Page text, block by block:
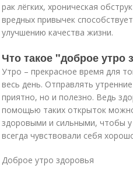
рак лёгких, хроническая
вредных привычек
улучшению качества жизни.
Что такое "доброе утро
Утро – прекрасное время для
весь день. Отправлять
приятно, но и полезно. Ведь
помощью таких открыток
здоровыми и сильными, чтобы
всегда чувствовали себя
Доброе утро здоровья